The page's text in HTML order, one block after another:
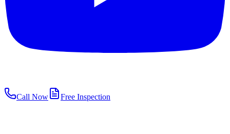
Call Now Free Inspection